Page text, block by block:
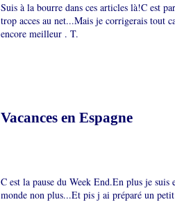
Suis à la bourre dans ces articles là!C est
trop acces au net...Mais je corrigerais tout
encore meilleur . T.
Vacances en Espagne
C est la pause du Week End.En plus je
monde non plus...Et pis j ai préparé un